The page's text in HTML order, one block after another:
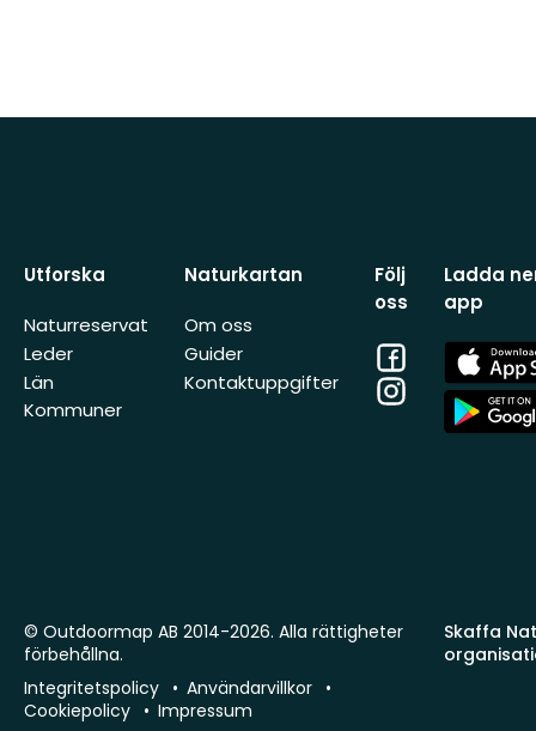
Utforska
Naturreservat
Leder
Län
Kommuner
Naturkartan
Om oss
Guider
Kontaktuppgifter
Följ
oss
Facebook
Instagram
Ladda
app
App
Store
App
Store
Skaffa
© Outdoormap AB 2014-2026. Alla rättigheter
förbehållna.
Integritetspolicy
Användarvillkor
Cookiepolicy
Impressum